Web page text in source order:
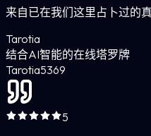
来自已在我们这里占卜过的
Tarotia
结合AI智能的在线塔罗牌
Tarotia5369
5